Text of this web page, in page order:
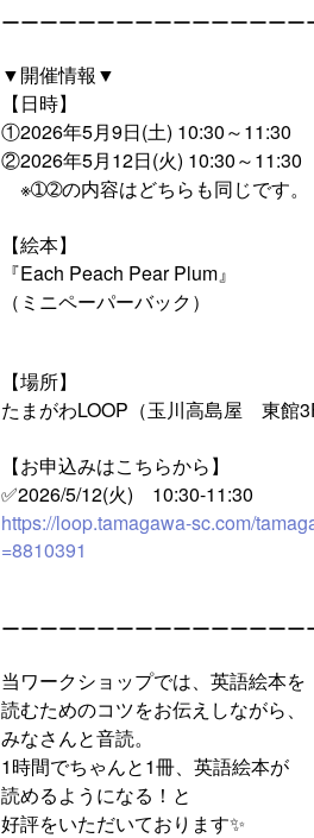
ーーーーーーーーーーーーーーーー
▼開催情報▼
【日時】
①2026年5月9日(土) 10:30～11:30
②2026年5月12日(火) 10:30～11:30
※➀➁の内容はどちらも同じです。
【絵本】
『Each Peach Pear Plum』
（ミニペーパーバック）
【場所】
たまがわLOOP（玉川高島屋 東館
【お申込みはこちらから】
✅2026/5/12(火) 10:30-11:30
https://loop.tamagawa-sc.com/
=8810391
ーーーーーーーーーーーーーーーー
当ワークショップでは、英語絵本を
読むためのコツをお伝えしながら、
みなさんと音読。
1時間でちゃんと1冊、英語絵本が
読めるようになる！と
好評をいただいております✨